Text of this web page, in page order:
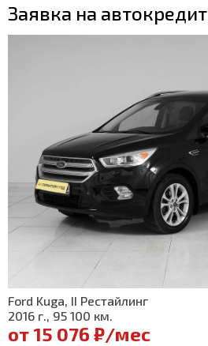
Заявка на автокредит
Ford Kuga, II Рестайлинг
2016 г., 95 100 км.
от 15 076 ₽/мес